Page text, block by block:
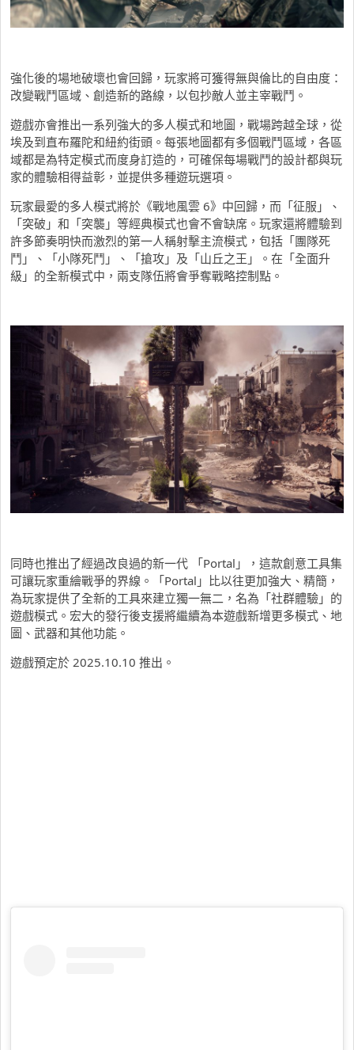
強化後的場地破壞也會回歸， 玩家將可獲得無與倫比的自由度：
改變戰鬥區域、創造新的路線， 以包抄敵人並主宰戰鬥。
遊戲亦會推出一系列強大的多人模式和地圖， 戰場跨越全球，從
埃及到直布羅陀和紐約街頭。 每張地圖都有多個戰鬥區域，各區
域都是為特定模式而度身訂造的， 可確保每場戰鬥的設計都與玩
家的體驗相得益彰， 並提供多種遊玩選項。
玩家最愛的多人模式將於《戰地風雲 6》 中回歸，而「征服」、
「突破」和「突襲」 等經典模式也會不會缺席。 玩家還將體驗到
許多節奏明快而激烈的第一人稱射擊主流模式， 包括「團隊死
鬥」、「小隊死鬥」、「搶攻」及「山丘之王」。在「全面升
級」的全新模式中，兩支隊伍將會爭奪戰略控制點。
同時也推出了經過改良過的新一代 「Portal」，這款創意工具集
可讓玩家重繪戰爭的界線。「Portal」比以往更加強大、精簡，
為玩家提供了全新的工具來建立獨一無二，名為「社群體驗」 的
遊戲模式。宏大的發行後支援將繼續為本遊戲新增更多模式、 地
圖、武器和其他功能。
遊戲預定於 2025.10.10 推出。